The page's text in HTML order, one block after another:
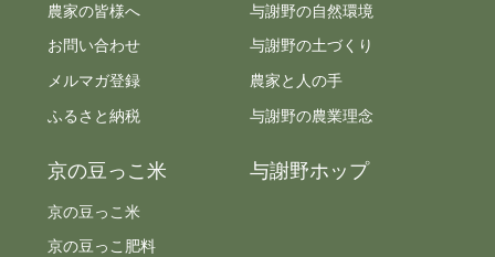
農家の皆様へ
お問い合わせ
メルマガ登録
ふるさと納税
与謝野の自然環境
与謝野の土づくり
農家と人の手
与謝野の農業理念
京の豆っこ米
京の豆っこ米
京の豆っこ肥料
与謝野ホップ